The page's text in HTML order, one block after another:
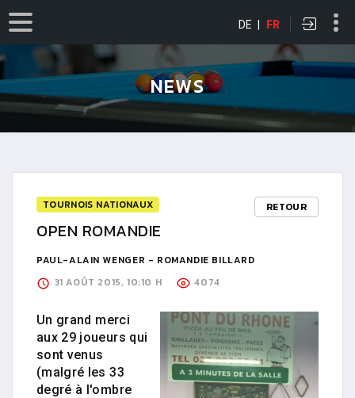
DE | FR
NEWS
TOURNOIS NATIONAUX RETOUR
OPEN ROMANDIE
PAUL-ALAIN WENGER - ROMANDIE BILLARD
31 AOÛT 2015, 10:10 H
4074
Un grand merci
aux 29 joueurs qui
sont venus
(malgré les 33
degré à l'ombre